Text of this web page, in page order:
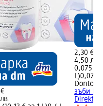
2,30 €
4,50 лв.
0,075 L
L)0,075
зъби
Direkt,